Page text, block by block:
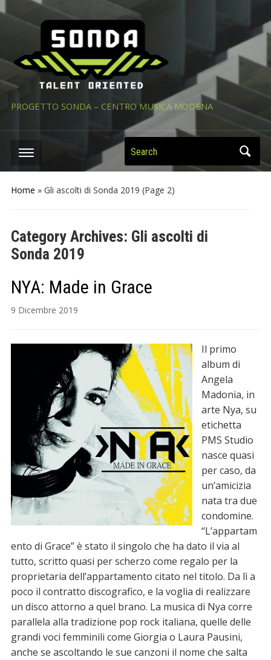
PROGETTO SONDA – CENTRO MUSICA MODENA
Search
Home » Gli ascolti di Sonda 2019 (Page 2)
Category Archives: Gli ascolti di
Sonda 2019
NYA: Made in Grace
9 Dicembre 2019
Il primo
album di
Angela
Madonia, in
arte Nya, su
etichetta
PMS Studio
nasce quasi
per caso, da
un’amicizia
nata tra due
condomine.
“L’appartam
ento di Grace” è stato il singolo che ha dato il via al
tutto, scritto quasi per scherzo come regalo per la
proprietaria dell’appartamento citato nel titolo. Da lì a
poco il contratto discografico, e la voglia di realizzare
un disco attorno a quel brano. La musica di Nya corre
parallela alla tradizione pop rock italiana, quelle delle
grandi voci femminili come Giorgia o Laura Pausini,
anche se ascoltando le sue canzoni il nome che salta